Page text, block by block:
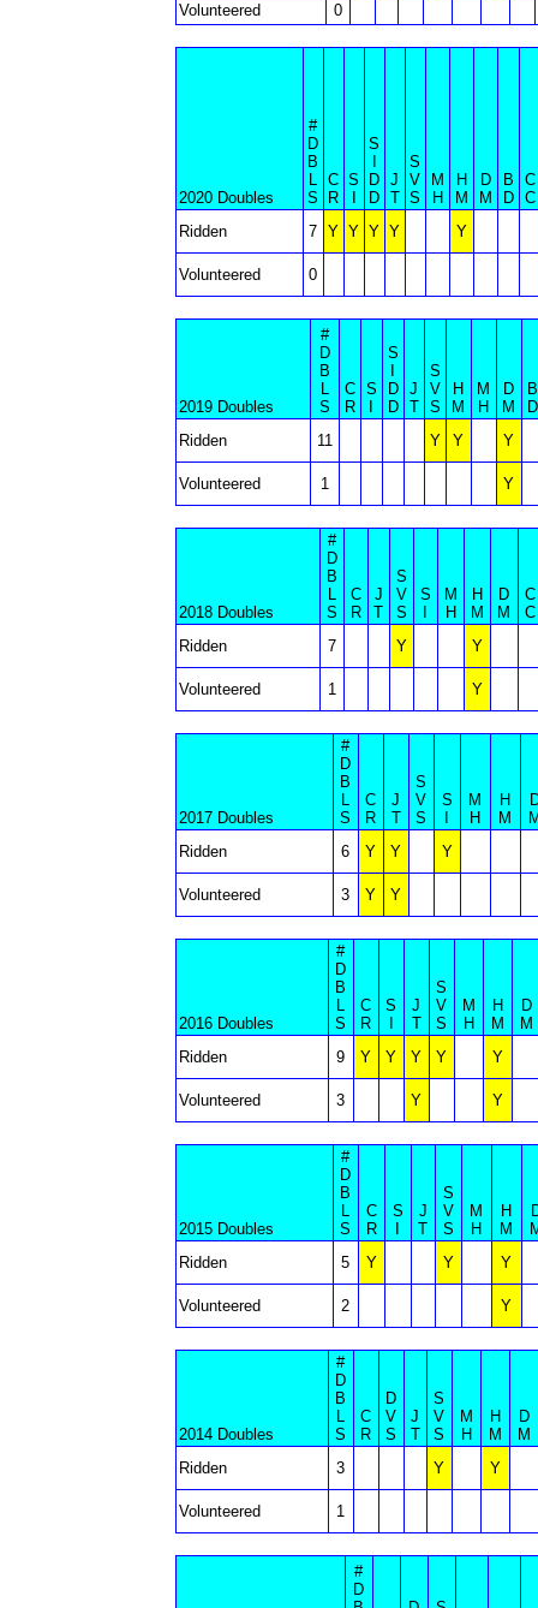
Volunteered
0
2020 Doubles
#
D
B
L
S
C
R
S
S
D
D
J
T
S
V
S
M
H
H
M
D
M
B
D
C
C
Ridden
7 Y Y Y Y Y
Volunteered 0
2019 Doubles
#
D
B
L
S
C
R
S
S
D
D
J
T
S
V
S
H
M
M
H
D
M
B
D
Ridden
11 Y Y Y
Volunteered 1 Y
2018 Doubles
#
D
B
L
S
C
R
J
T
S
V
S
S
M
H
H
M
D
M
C
C
Ridden
7 Y Y
Volunteered 1 Y
2017 Doubles
#
D
B
L
S
C
R
J
T
S
V
S
S
M
H
H
M
Ridden
6 Y Y Y
Volunteered 3 Y Y
2016 Doubles
#
D
B
L
S
C
R
S
J
T
S
V
S
M
H
H
M
D
M
Ridden
9 Y Y Y Y Y
Volunteered 3 Y Y
2015 Doubles
#
D
B
L
S
C
R
S
J
T
S
V
S
M
H
H
M
Ridden
5 Y Y Y
Volunteered 2 Y
2014 Doubles
#
D
B
L
S
C
R
D
V
S
J
T
S
V
S
M
H
H
M
D
M
Ridden
3 Y Y
Volunteered 1
#
D